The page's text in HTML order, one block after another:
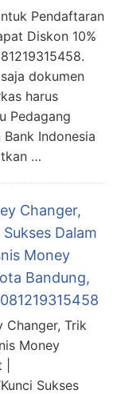
Pendaftaran
Diskon 10%
dokumen
harus
Pedagang
Indonesia
…
Changer,
Dalam
Money
Bandung,
Changer, Trik
Money
Sukses